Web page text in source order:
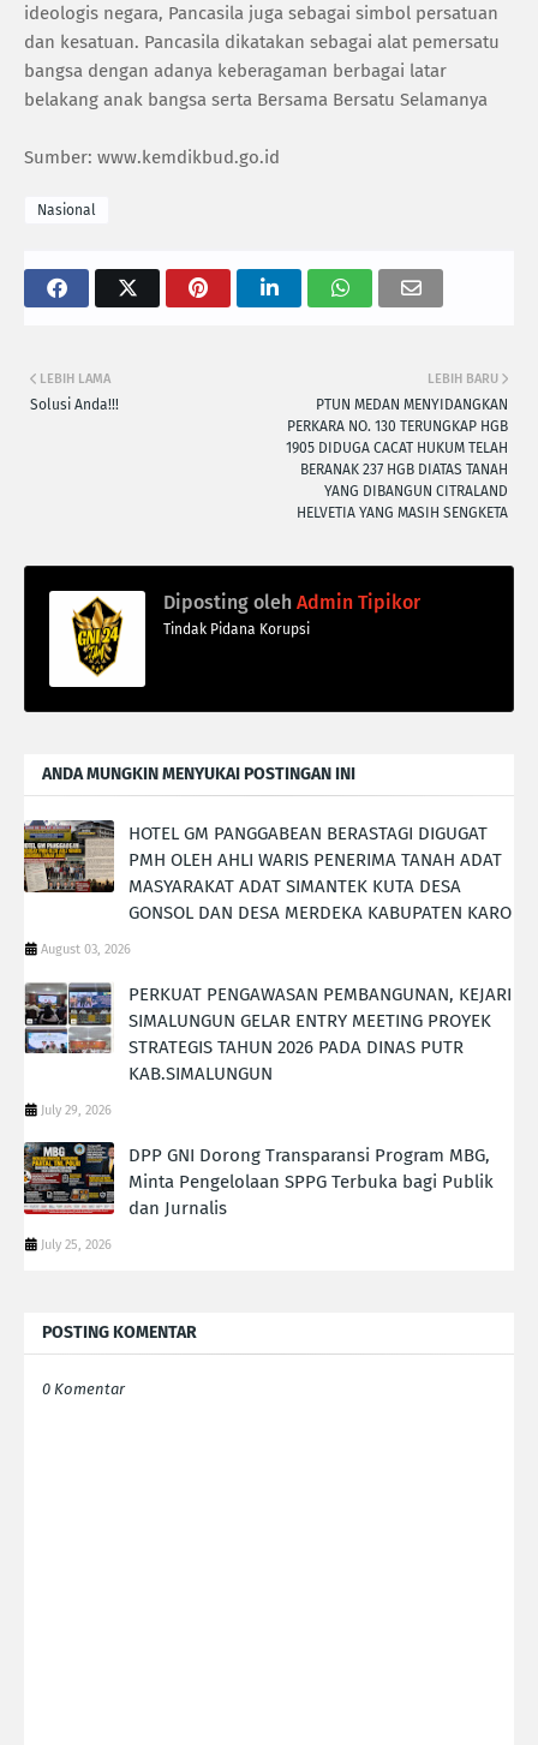
ideologis negara, Pancasila juga sebagai simbol persatuan
dan kesatuan. Pancasila dikatakan sebagai alat pemersatu
bangsa dengan adanya keberagaman berbagai latar
belakang anak bangsa serta Bersama Bersatu Selamanya
Sumber: www.kemdikbud.go.id
Nasional
LEBIH BARU
PTUN MEDAN MENYIDANGKAN
PERKARA NO. 130 TERUNGKAP HGB
1905 DIDUGA CACAT HUKUM TELAH
BERANAK 237 HGB DIATAS TANAH
YANG DIBANGUN CITRALAND
HELVETIA YANG MASIH SENGKETA
LEBIH LAMA
Solusi Anda!!!
Diposting oleh Admin Tipikor
Tindak Pidana Korupsi
ANDA MUNGKIN MENYUKAI POSTINGAN INI
HOTEL GM PANGGABEAN BERASTAGI DIGUGAT
PMH OLEH AHLI WARIS PENERIMA TANAH ADAT
MASYARAKAT ADAT SIMANTEK KUTA DESA
GONSOL DAN DESA MERDEKA KABUPATEN KARO
August 03, 2026
PERKUAT PENGAWASAN PEMBANGUNAN, KEJARI
SIMALUNGUN GELAR ENTRY MEETING PROYEK
STRATEGIS TAHUN 2026 PADA DINAS PUTR
KAB.SIMALUNGUN
July 29, 2026
DPP GNI Dorong Transparansi Program MBG,
Minta Pengelolaan SPPG Terbuka bagi Publik
dan Jurnalis
July 25, 2026
POSTING KOMENTAR
0 Komentar